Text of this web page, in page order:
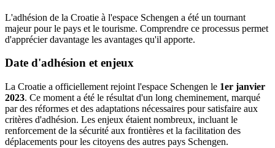
L'adhésion de la Croatie à l'espace Schengen a été un tournant
majeur pour le pays et le tourisme. Comprendre ce processus permet
d'apprécier davantage les avantages qu'il apporte.
Date d'adhésion et enjeux
La Croatie a officiellement rejoint l'espace Schengen le 1er janvier
2023. Ce moment a été le résultat d'un long cheminement, marqué
par des réformes et des adaptations nécessaires pour satisfaire aux
critères d'adhésion. Les enjeux étaient nombreux, incluant le
renforcement de la sécurité aux frontières et la facilitation des
déplacements pour les citoyens des autres pays Schengen.